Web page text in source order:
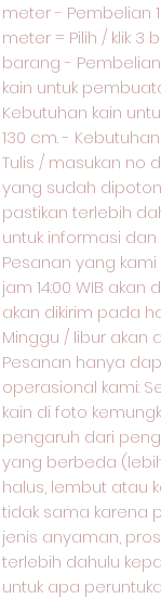
meter - Pembelian
meter = Pilih / klik 3
barang - Pembelian
kain untuk
Kebutuhan kain
130 cm. -
Tulis / masukan no
yang sudah
pastikan terlebih
untuk informasi
Pesanan yang
jam 14:00 WIB
akan dikirim pada
Minggu / libur akan
Pesanan hanya
operasional kami:
kain di foto
pengaruh dari
yang berbeda
halus, lembut atau
tidak sama karena
jenis anyaman,
terlebih dahulu
untuk apa